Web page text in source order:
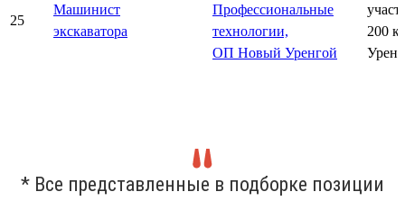
25
Машинист
экскаватора
Профессиональные
технологии,
ОП Новый Уренгой
200
* Все представленные в подборке позиции